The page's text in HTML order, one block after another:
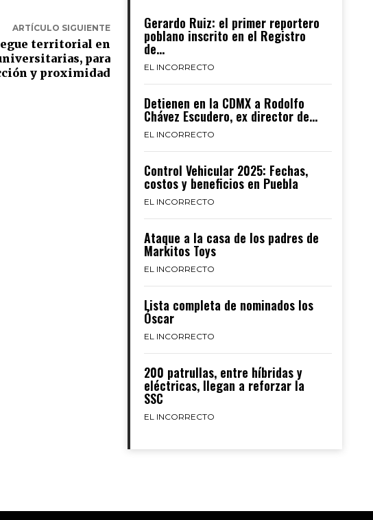
ARTÍCULO SIGUIENTE
territorial en
para
y proximidad
Gerardo Ruiz: el primer reportero
poblano inscrito en el Registro
de...
EL INCORRECTO
Detienen en la CDMX a Rodolfo
Chávez Escudero, ex director de...
EL INCORRECTO
Control Vehicular 2025: Fechas,
costos y beneficios en Puebla
EL INCORRECTO
Ataque a la casa de los padres de
Markitos Toys
EL INCORRECTO
Lista completa de nominados los
Óscar
EL INCORRECTO
200 patrullas, entre híbridas y
eléctricas, llegan a reforzar la
SSC
EL INCORRECTO